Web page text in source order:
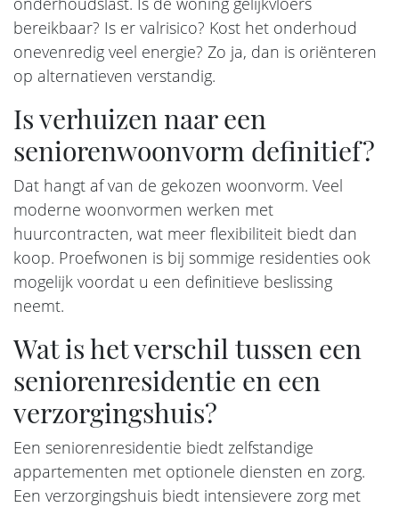
bereikbaar? Is er valrisico? Kost het onderhoud
onevenredig veel energie? Zo ja, dan is oriënteren
op alternatieven verstandig.
Is verhuizen naar een
seniorenwoonvorm definitief?
Dat hangt af van de gekozen woonvorm. Veel
moderne woonvormen werken met
huurcontracten, wat meer flexibiliteit biedt dan
koop. Proefwonen is bij sommige residenties ook
mogelijk voordat u een definitieve beslissing
neemt.
Wat is het verschil tussen een
seniorenresidentie en een
verzorgingshuis?
Een seniorenresidentie biedt zelfstandige
appartementen met optionele diensten en zorg.
Een verzorgingshuis biedt intensievere zorg met